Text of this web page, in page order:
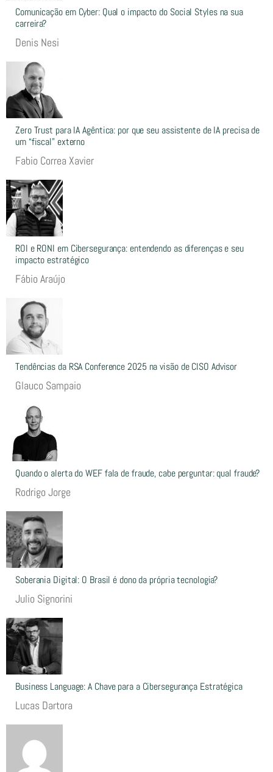
Comunicação em Cyber: Qual o impacto do Social Styles na sua
carreira?
Denis Nesi
Zero Trust para IA Agêntica: por que seu assistente de IA precisa de
um “fiscal” externo
Fabio Correa Xavier
ROI e RONI em Cibersegurança: entendendo as diferenças e seu
impacto estratégico
Fábio Araújo
Tendências da RSA Conference 2025 na visão de CISO Advisor
Glauco Sampaio
Quando o alerta do WEF fala de fraude, cabe perguntar: qual fraude?
Rodrigo Jorge
Soberania Digital: O Brasil é dono da própria tecnologia?
Julio Signorini
Business Language: A Chave para a Cibersegurança Estratégica
Lucas Dartora